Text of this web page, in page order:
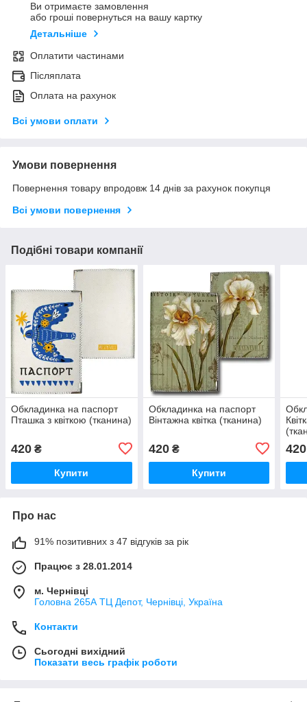
Ви отримаєте замовлення
або гроші повернуться на вашу картку
Детальніше
Оплатити частинами
Післяплата
Оплата на рахунок
Всі умови оплати
Умови повернення
Повернення товару впродовж 14 днів за рахунок покупця
Всі умови повернення
Подібні товари компанії
Обкладинка на паспорт
Пташка з квіткою (тканина)
420 ₴
Купити
Обкладинка на паспорт
Вінтажна квітка (тканина)
420₴
Купити
420
Про нас
91% позитивних з 47 відгуків за рік
Працює з 28.01.2014
м. Чернівці
Головна 265А ТЦ Депот, Чернівці, Україна
Контакти
Сьогодні вихідний
Показати весь графік роботи